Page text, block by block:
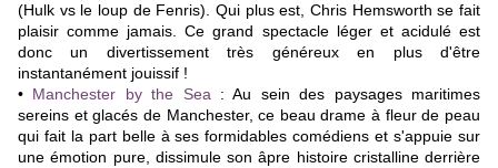
(Hulk vs le loup de Fenris). Qui plus est, Chris Hemsworth se fait
plaisir comme jamais. Ce grand spectacle léger et acidulé est
donc un divertissement très généreux en plus d'être
instantanément jouissif !
• Manchester by the Sea :Au sein des paysages maritimes
sereins et glacés de Manchester, ce beau drame à fleur de peau
qui fait la part belle à ses formidables comédiens et s'appuie sur
une émotion pure, dissimule son âpre histoire cristalline derrière